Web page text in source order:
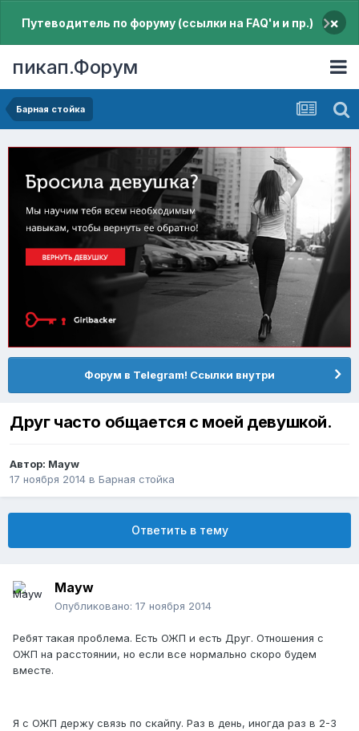
Путеводитель по форуму (ссылки на FAQ'и и пр.) ×
пикап.Форум
Барная стойка
Форум в Telegram! Ссылки внутри
Друг часто общается с моей девушкой.
Автор: Mayw
17 ноября 2014 в Барная стойка
Ответить в тему
Mayw
Опубликовано: 17 ноября 2014
Ребят такая проблема. Есть ОЖП и есть Друг. Отношения с
ОЖП на расстоянии, но если все нормально скоро будем
вместе.
Я с ОЖП держу связь по скайпу. Раз в день, иногда раз в 2-3